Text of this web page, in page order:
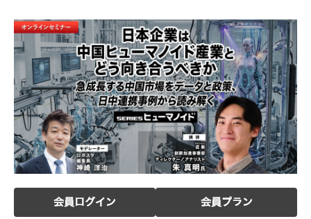
会員ログイン 会員プラン